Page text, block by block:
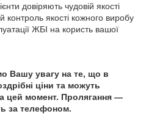
довіряють чудовій якості
контроль якості кожного виробу
ЖБІ на користь вашої
Вашу увагу на те, що в
ціни та можуть
цей момент. Пролягання —
за телефоном.